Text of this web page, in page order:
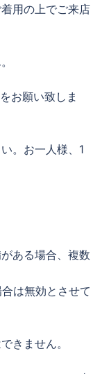
用の上でご来店
お願い致しま
。お一人様、1
ある場合、複数
は無効とさせて
きません。